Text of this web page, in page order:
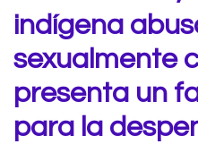
indígena
sexualmente
presenta un
para la